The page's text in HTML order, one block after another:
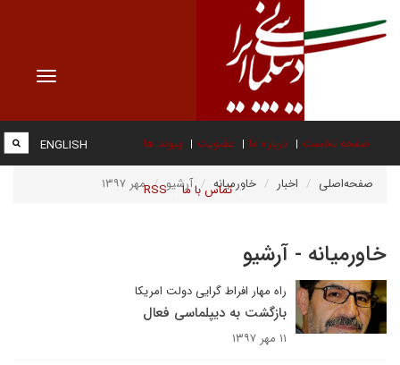
Toggle
صفحه نخست درباره ما عضویت پیوند ها
تماس با ما RSS
ENGLISH
صفحه‌اصلی اخبار خاورمیانه آرشیو مهر ۱۳۹۷
خاورمیانه - آرشیو
راه مهار افراط گرایی دولت امریکا
بازگشت به دیپلماسی فعال
۱۱ مهر ۱۳۹۷